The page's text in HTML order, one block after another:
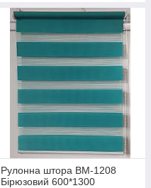
Рулонна штора ВМ-1208
Бірюзовий 600*1300